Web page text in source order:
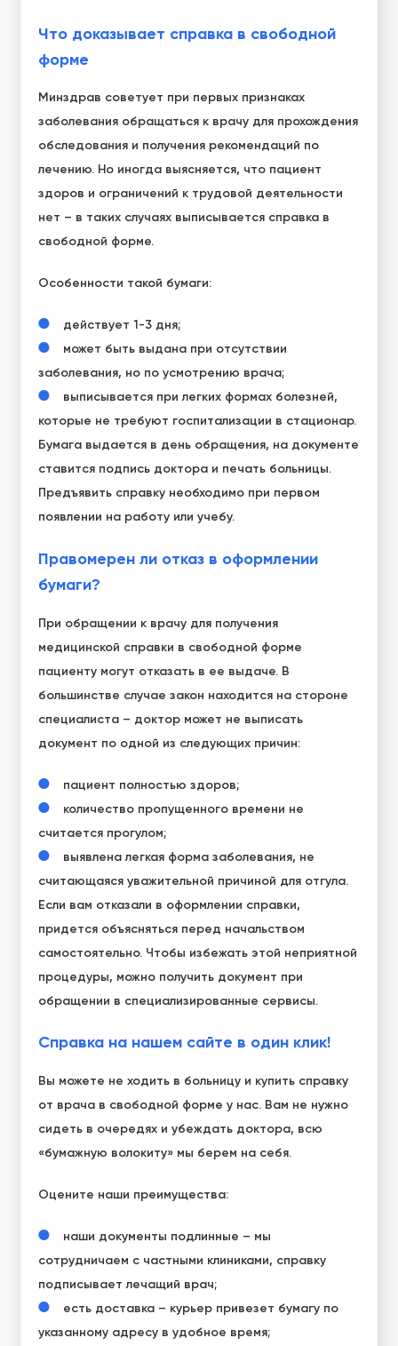
Что доказывает справка в свободной
форме
Минздрав советует при первых признаках
заболевания обращаться к врачу для прохождения
обследования и получения рекомендаций по
лечению. Но иногда выясняется, что пациент
здоров и ограничений к трудовой деятельности
нет – в таких случаях выписывается справка в
свободной форме.
Особенности такой бумаги:
действует 1-3 дня;
может быть выдана при отсутствии
заболевания, но по усмотрению врача;
выписывается при легких формах болезней,
которые не требуют госпитализации в стационар.
Бумага выдается в день обращения, на документе
ставится подпись доктора и печать больницы.
Предъявить справку необходимо при первом
появлении на работу или учебу.
Правомерен ли отказ в оформлении
бумаги?
При обращении к врачу для получения
медицинской справки в свободной форме
пациенту могут отказать в ее выдаче. В
большинстве случае закон находится на стороне
специалиста – доктор может не выписать
документ по одной из следующих причин:
пациент полностью здоров;
количество пропущенного времени не
считается прогулом;
выявлена легкая форма заболевания, не
считающаяся уважительной причиной для отгула.
Если вам отказали в оформлении справки,
придется объясняться перед начальством
самостоятельно. Чтобы избежать этой неприятной
процедуры, можно получить документ при
обращении в специализированные сервисы.
Справка на нашем сайте в один клик!
Вы можете не ходить в больницу и купить справку
от врача в свободной форме у нас. Вам не нужно
сидеть в очередях и убеждать доктора, всю
«бумажную волокиту» мы берем на себя.
Оцените наши преимущества:
наши документы подлинные – мы
сотрудничаем с частными клиниками, справку
подписывает лечащий врач;
есть доставка – курьер привезет бумагу по
указанному адресу в удобное время;